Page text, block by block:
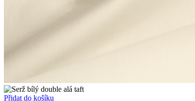
Přidat do košíku